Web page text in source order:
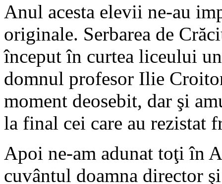
Anul acesta elevii ne-au
originale. Serbarea de
început în curtea liceului
domnul profesor Ilie
moment deosebit, dar şi
la final cei care au rezistat
Apoi ne-am adunat toţi în
cuvântul doamna director